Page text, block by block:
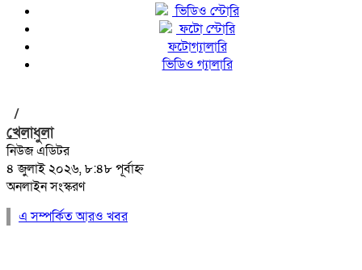
ভিডিও স্টোরি
ফটো স্টোরি
ফটোগ্যালারি
ভিডিও গ্যালারি
/
খেলাধুলা
নিউজ এডিটর
৪ জুলাই ২০২৬, ৮:৪৮ পূর্বাহ্ন
অনলাইন সংস্করণ
এ সম্পর্কিত আরও খবর